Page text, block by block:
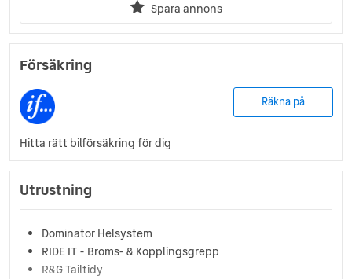
Spara annons
Försäkring
Räkna på
Hitta rätt bilförsäkring för dig
Utrustning
Dominator Helsystem
RIDE IT - Broms- & Kopplingsgrepp
R&G Tailtidy